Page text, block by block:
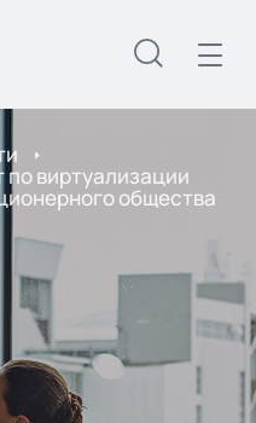
виртуализации
общества